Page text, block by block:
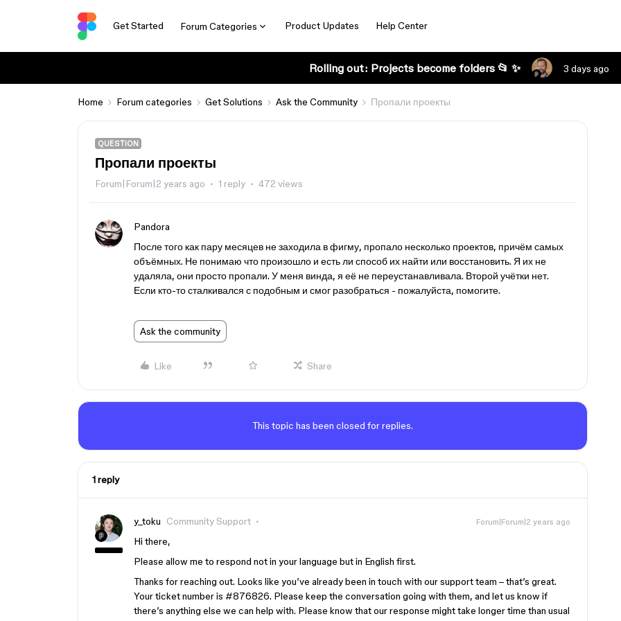
Get Started Forum Categories Product Updates Help Center
Rolling out: Projects become folders 📂 ✨ 3 days ago
Home Forum categories Get Solutions Ask the Community Пропали проекты
QUESTION
Пропали проекты
Forum|Forum|2 years ago 1 reply 472 views
Pandora
После того как пару месяцев не заходила в фигму, пропало несколько проектов, причём самых
объёмных. Не понимаю что произошло и есть ли способ их найти или восстановить. Я их не
удаляла, они просто пропали. У меня винда, я её не переустанавливала. Второй учётки нет.
Если кто-то сталкивался с подобным и смог разобраться - пожалуйста, помогите.
Ask the community
Like Share
This topic has been closed for replies.
1 reply
y_toku Community Support Forum|Forum|2 years ago
Hi there,
Please allow me to respond not in your language but in English first.
Thanks for reaching out. Looks like you’ve already been in touch with our support team – that’s great.
Your ticket number is #876826. Please keep the conversation going with them, and let us know if
there’s anything else we can help with. Please know that our response might take longer time than usual